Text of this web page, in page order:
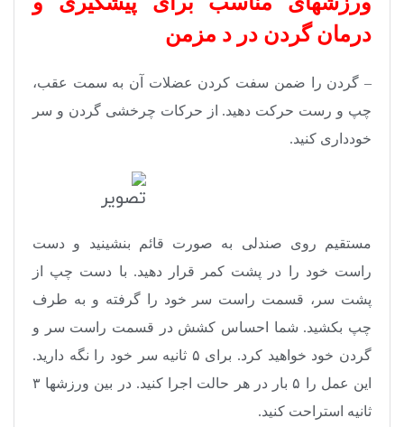
درمان گردن در د مزمن
– گردن را ضمن سفت کردن عضلات آن به سمت عقب،
چپ و رست حرکت دهید. از حرکات چرخشی گردن و سر
خودداری کنید.
مستقیم روی صندلی به صورت قائم بنشینید و دست
راست خود را در پشت کمر قرار دهید. با دست چپ از
پشت سر، قسمت راست سر خود را گرفته و به طرف
چپ بکشید. شما احساس کشش در قسمت راست سر و
گردن خود خواهید کرد. برای ۵ ثانیه سر خود را نگه دارید.
این عمل را ۵ بار در هر حالت اجرا کنید. در بین ورزشها ۳
ثانیه استراحت کنید.